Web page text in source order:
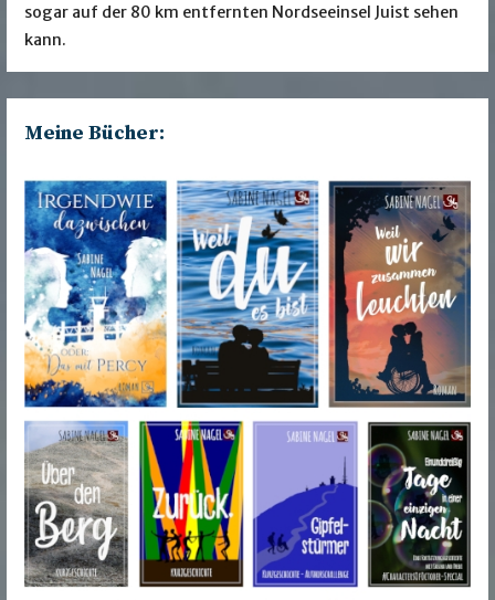
sogar auf der 80 km entfernten Nordseeinsel Juist sehen
kann.
Meine Bücher: